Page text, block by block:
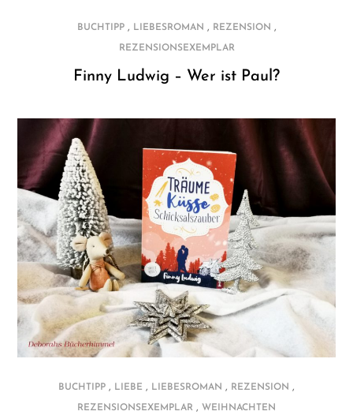
BUCHTIPP, LIEBESROMAN , REZENSION ,
REZENSIONSEXEMPLAR
Finny Ludwig – Wer ist Paul?
BUCHTIPP , LIEBE , LIEBESROMAN , REZENSION ,
REZENSIONSEXEMPLAR , WEIHNACHTEN